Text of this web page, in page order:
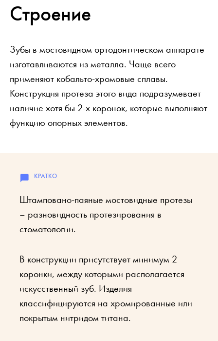
Строение
Зубы в мостовидном ортодонтическом аппарате
изготавливаются из металла. Чаще всего
применяют кобальто-хромовые сплавы.
Конструкция протеза этого вида подразумевает
наличие хотя бы 2-х коронок, которые выполняют
функцию опорных элементов.
Штамповано-паяные мостовидные протезы
– разновидность протезирования в
стоматологии.
В конструкции присутствует минимум 2
коронки, между которыми располагается
искусственный зуб. Изделия
классифицируются на хромированные или
покрытым нитридом титана.